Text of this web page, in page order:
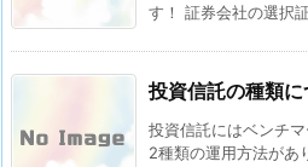
す！ 証券会社の選択
投資信託の種類に
投資信託にはベンチ
2種類の運用方法があ